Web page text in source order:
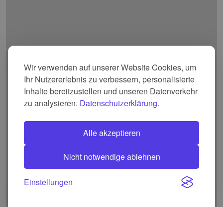
Wir verwenden auf unserer Website Cookies, um
Ihr Nutzererlebnis zu verbessern, personalisierte
Inhalte bereitzustellen und unseren Datenverkehr
zu analysieren. Datenschutzerklärung.
Alle akzeptieren
Nicht notwendige ablehnen
Einstellungen